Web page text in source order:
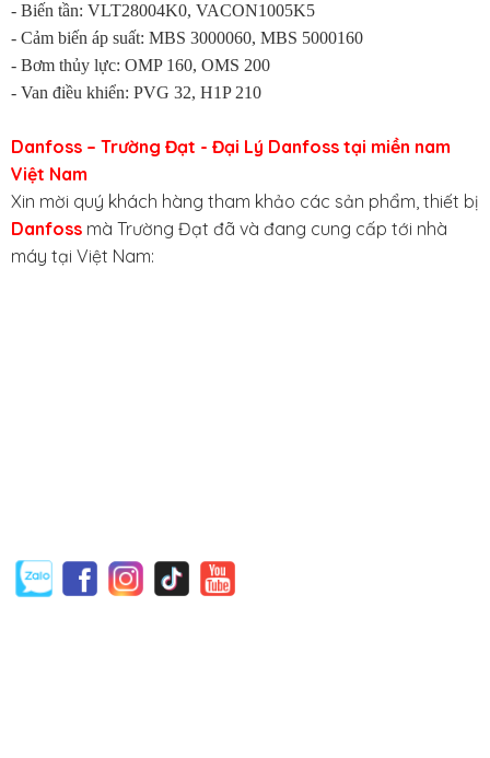
- Biến tần: VLT28004K0, VACON1005K5
- Cảm biến áp suất: MBS 3000060, MBS 5000160
- Bơm thủy lực: OMP 160, OMS 200
- Van điều khiển: PVG 32, H1P 210
Danfoss – Trường Đạt - Đại Lý Danfoss tại miền nam
Việt Nam
Xin mời quý khách hàng tham khảo các sản phẩm, thiết bị
Danfoss mà Trường Đạt đã và đang cung cấp tới nhà
máy tại Việt Nam: